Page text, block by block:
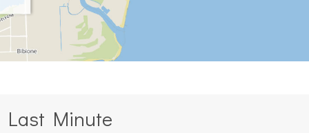
Last Minute